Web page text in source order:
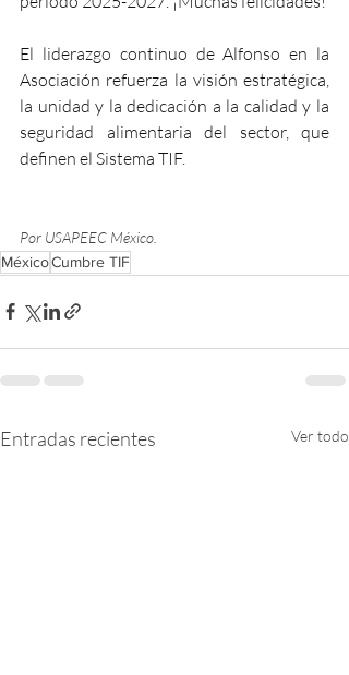
El liderazgo continuo de Alfonso en la
Asociación refuerza la visión estratégica,
la unidad y la dedicación a la calidad y la
seguridad alimentaria del sector, que
definen el Sistema TIF.
Por USAPEEC México.
MéxicoCumbre TIF
Entradas recientes Ver todo